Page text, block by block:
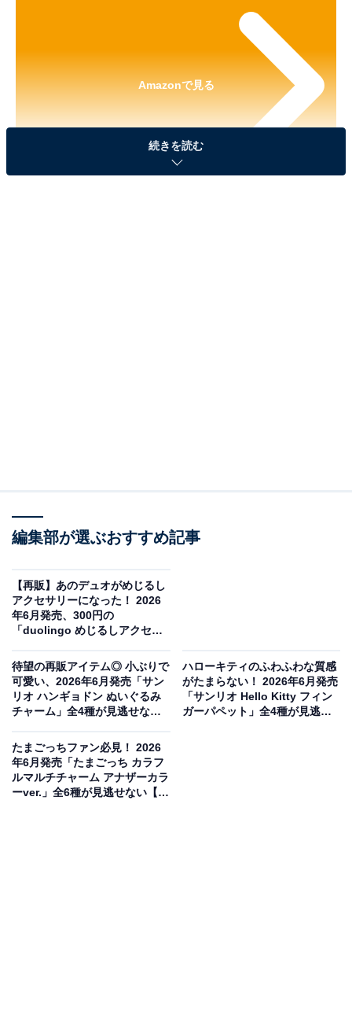
Amazonで見る
PETER RABBIT ネックストラップ（画像出典：アイピーフォー）
アイピーフォーから2026年6月に発売される「PETER
RABBIT ネックストラップ」（税込400円）。全6種のラ
インアップとなっています。
続きを読む
編集部が選ぶおすすめ記事
【再販】あのデュオがめじるし
アクセサリーになった！ 2026
年6月発売、300円の
「duolingo めじるしアクセサ
新ガチャ情報】
待望の再販アイテム◎ 小ぶりで
可愛い、2026年6月発売「サン
リオ ハンギョドン ぬいぐるみ
チャーム」全4種が見逃せない
ハローキティのふわふわな質感
がたまらない！ 2026年6月発売
「サンリオ Hello Kitty フィン
ガーパペット」全4種が見逃せ
たまごっちファン必見！ 2026
年6月発売「たまごっち カラフ
ルマルチチャーム アナザーカラ
ーver.」全6種が見逃せない【最